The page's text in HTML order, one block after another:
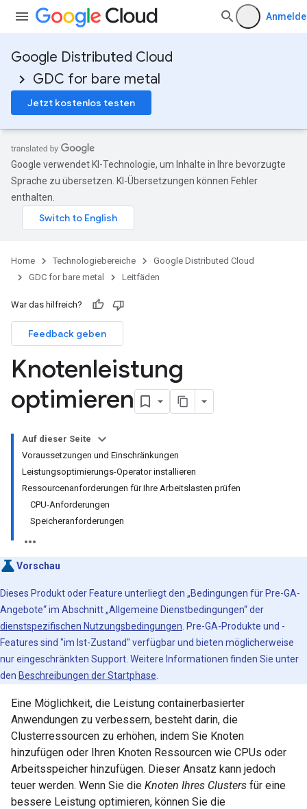
Google Distributed Cloud
GDC for bare metal
Jetzt kostenlos testen
Google verwendet KI-Technologie, um Inhalte in Ihre bevorzugte
Sprache zu übersetzen. KI-Übersetzungen können Fehler
enthalten.
Home Technologiebereiche
Google Distributed Cloud
GDC for bare metal
Leitfäden
War das hilfreich?
Feedback geben
Knotenleistung
optimieren
Auf dieser Seite
Voraussetzungen und Einschränkungen
Leistungsoptimierungs-Operator installieren
Ressourcenanforderungen für Ihre Arbeitslasten prüfen
CPU-Anforderungen
Speicheranforderungen
Vorschau
Dieses Produkt oder Feature unterliegt den „Bedingungen für Pre-GA-
Angebote“ im Abschnitt „Allgemeine Dienstbedingungen“ der
dienstspezifischen Nutzungsbedingungen . Pre-GA-Produkte und -
Features sind "im Ist-Zustand" verfügbar und bieten möglicherweise
nur eingeschränkten Support. Weitere Informationen finden Sie unter
den Beschreibungen der Startphase
Eine Möglichkeit, die Leistung containerbasierter
Anwendungen zu verbessern, besteht darin, die
Clusterressourcen zu erhöhen, indem Sie Knoten
hinzufügen oder Ihren Knoten Ressourcen wie CPUs oder
Arbeitsspeicher hinzufügen. Dieser Ansatz kann jedoch
teuer werden. Wenn Sie die Knoten Ihres Clusters für eine
bessere Leistung optimieren, können Sie die